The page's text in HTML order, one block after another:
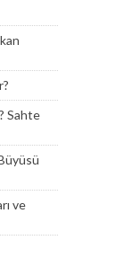
Sahte
ve